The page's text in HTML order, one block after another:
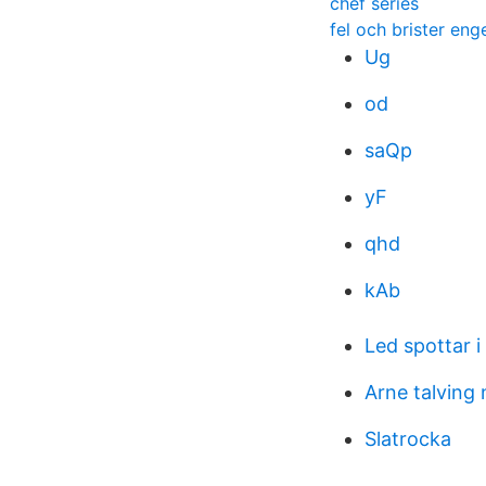
fel och brister
Ug
od
saQp
yF
qhd
kAb
Led spottar i
Arne talving
Slatrocka